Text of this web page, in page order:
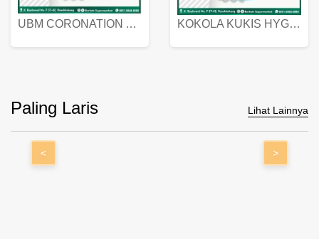
UBM CORONATION ASSORTED BISKUIT KALENG 450 GRAM KOKOLA KUKIS HYGIENIC MILK VANILLA PACK 320 GR
Paling Laris Lihat Lainnya
< >